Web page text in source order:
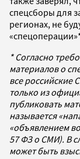
спецсборы для
регионах, не
* Согласно
материалов о
все российские
только из
публиковать
называется
«объявлением
57 ФЗ о СМИ). В
может быть